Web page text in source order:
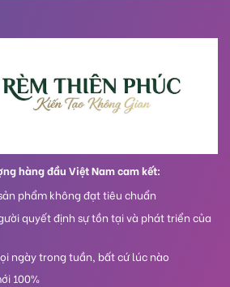
hàng đầu Việt Nam cam kết:
phẩm không đạt tiêu chuẩn
quyết định sự tồn tại và phát triển của
ngày trong tuần, bất cứ lúc nào
100%